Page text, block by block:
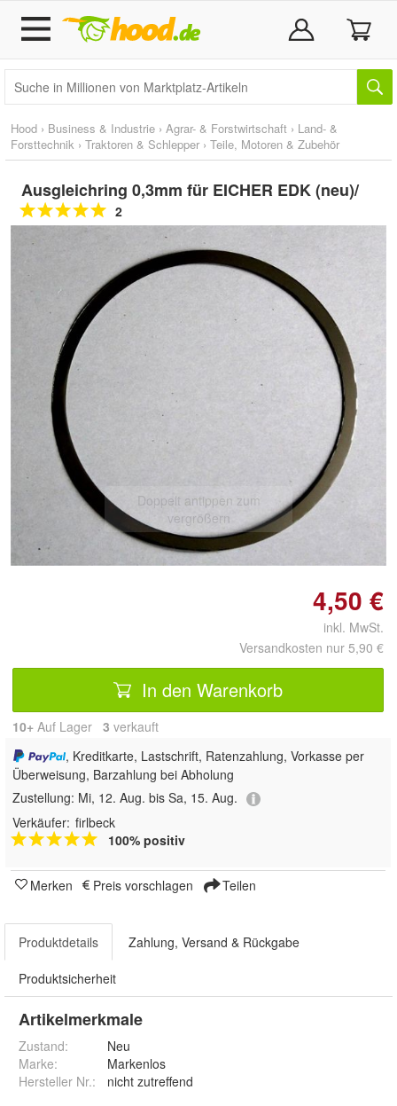
Hood › Business & Industrie › Agrar- & Forstwirtschaft › Land- &
Forsttechnik › Traktoren & Schlepper › Teile, Motoren & Zubehör
Ausgleichring 0,3mm für EICHER EDK (neu)/
2
Doppelt antippen zum
vergrößern
4,50 €
inkl. MwSt.
Versandkosten nur 5,90 €
In den Warenkorb
10+ Auf Lager 3 verkauft
, Kreditkarte, Lastschrift, Ratenzahlung, Vorkasse per
Überweisung, Barzahlung bei Abholung
Zustellung: Mi, 12. Aug. bis Sa, 15. Aug.
Verkäufer: firlbeck
100% positiv
Merken Preis vorschlagen Teilen
Produktdetails Zahlung, Versand & Rückgabe
Produktsicherheit
Artikelmerkmale
Zustand:
Neu
Marke:
Markenlos
Hersteller Nr.:
nicht zutreffend